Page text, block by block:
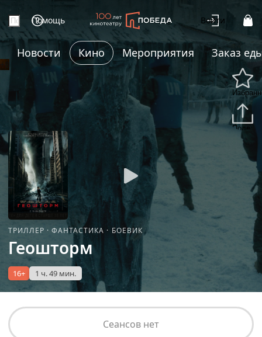
Помощь Войти
Новости Кино Мероприятия Заказ
+8
ТРИЛЛЕР · ФАНТАСТИКА · БОЕВИК
Геошторм
16+ 1 ч. 49 мин.
Сеансов нет